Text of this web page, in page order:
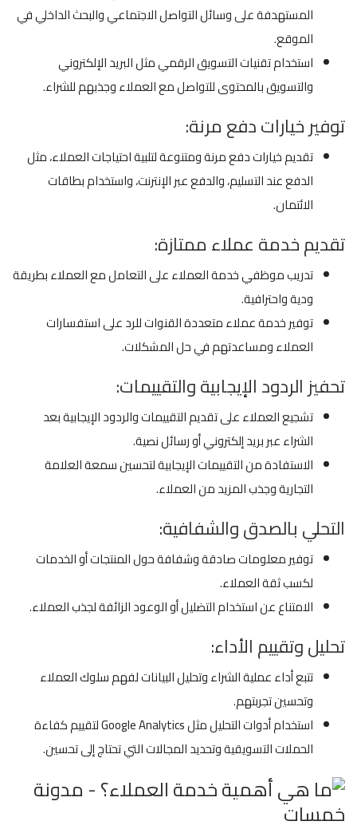
المستهدفة على وسائل التواصل الاجتماعي والبحث الداخلي في
الموقع.
استخدام تقنيات التسويق الرقمي مثل البريد الإلكتروني
والتسويق بالمحتوى للتواصل مع العملاء وجذبهم للشراء.
توفير خيارات دفع مرنة:
تقديم خيارات دفع مرنة ومتنوعة لتلبية احتياجات العملاء، مثل
الدفع عند التسليم، والدفع عبر الإنترنت، واستخدام بطاقات
الائتمان.
تقديم خدمة عملاء ممتازة:
تدريب موظفي خدمة العملاء على التعامل مع العملاء بطريقة
ودية واحترافية.
توفير خدمة عملاء متعددة القنوات للرد على استفسارات
العملاء ومساعدتهم في حل المشكلات.
تحفيز الردود الإيجابية والتقييمات:
تشجيع العملاء على تقديم التقييمات والردود الإيجابية بعد
الشراء عبر بريد إلكتروني أو رسائل نصية.
الاستفادة من التقييمات الإيجابية لتحسين سمعة العلامة
التجارية وجذب المزيد من العملاء.
التحلي بالصدق والشفافية:
توفير معلومات صادقة وشفافة حول المنتجات أو الخدمات
لكسب ثقة العملاء.
الامتناع عن استخدام التضليل أو الوعود الزائفة لجذب العملاء.
تحليل وتقييم الأداء:
تتبع أداء عملية الشراء وتحليل البيانات لفهم سلوك العملاء
وتحسين تجربتهم.
استخدام أدوات التحليل مثل Google Analytics لتقييم كفاءة
الحملات التسويقية وتحديد المجالات التي تحتاج إلى تحسين.